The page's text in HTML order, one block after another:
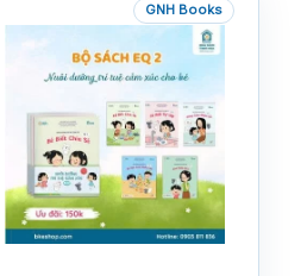
GNH Books